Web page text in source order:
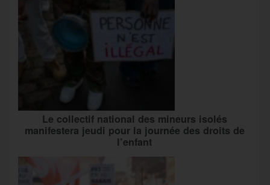
Le collectif national des mineurs isolés
manifestera jeudi pour la journée des droits de
l’enfant